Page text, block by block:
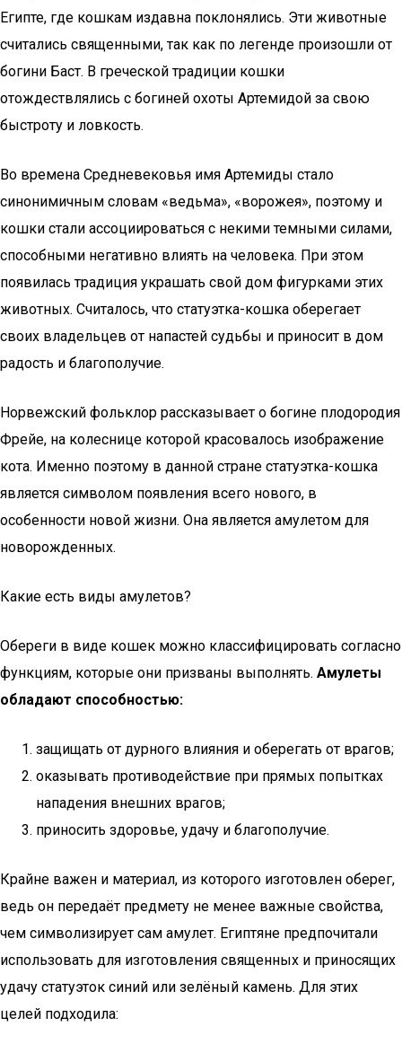
Египте, где кошкам издавна поклонялись. Эти животные
считались священными, так как по легенде произошли от
богини Баст. В греческой традиции кошки
отождествлялись с богиней охоты Артемидой за свою
быстроту и ловкость.
Во времена Средневековья имя Артемиды стало
синонимичным словам «ведьма», «ворожея», поэтому и
кошки стали ассоциироваться с некими темными силами,
способными негативно влиять на человека. При этом
появилась традиция украшать свой дом фигурками этих
животных. Считалось, что статуэтка-кошка оберегает
своих владельцев от напастей судьбы и приносит в дом
радость и благополучие.
Норвежский фольклор рассказывает о богине плодородия
Фрейе, на колеснице которой красовалось изображение
кота. Именно поэтому в данной стране статуэтка-кошка
является символом появления всего нового, в
особенности новой жизни. Она является амулетом для
новорожденных.
Какие есть виды амулетов?
Обереги в виде кошек можно классифицировать согласно
функциям, которые они призваны выполнять. Амулеты
обладают способностью:
защищать от дурного влияния и оберегать от врагов;
оказывать противодействие при прямых попытках
нападения внешних врагов;
приносить здоровье, удачу и благополучие.
Крайне важен и материал, из которого изготовлен оберег,
ведь он передаёт предмету не менее важные свойства,
чем символизирует сам амулет. Египтяне предпочитали
использовать для изготовления священных и приносящих
удачу статуэток синий или зелёный камень. Для этих
целей подходила: